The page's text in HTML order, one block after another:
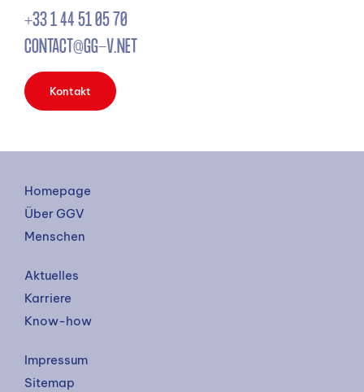
+33 1 44 51 05 70
CONTACT@GG-V.NET
Kontakt
Homepage
Über GGV
Menschen
Aktuelles
Karriere
Know-how
Impressum
Sitemap